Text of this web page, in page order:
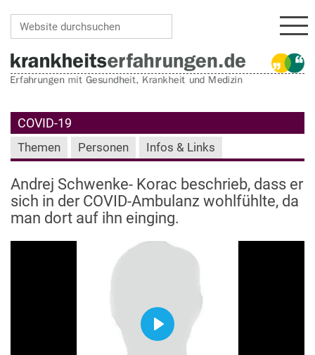
COVID-19
Themen Personen Infos & Links
Andrej Schwenke- Korac beschrieb, dass er
sich in der COVID-Ambulanz wohlfühlte, da
man dort auf ihn einging.